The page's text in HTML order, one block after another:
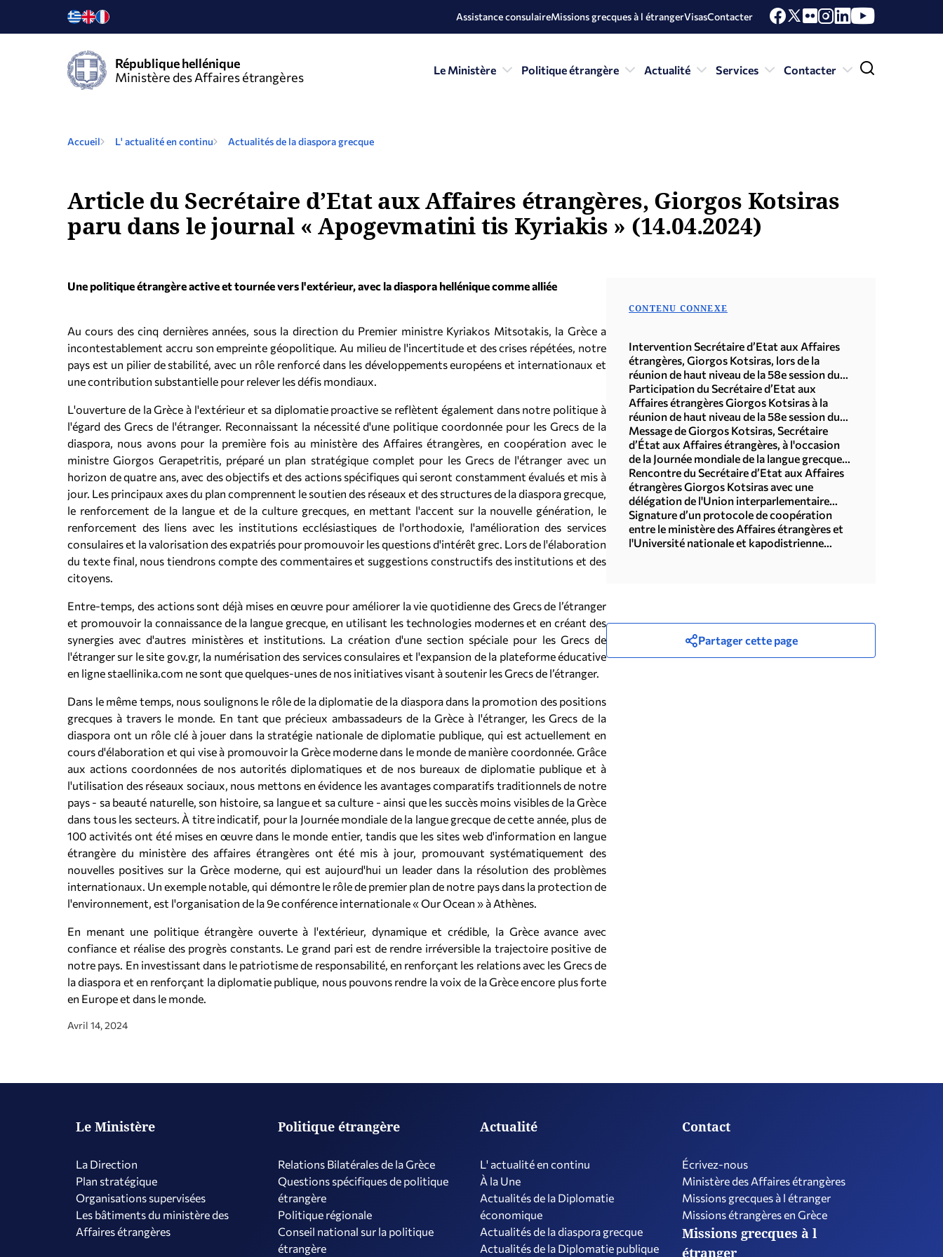
Assistance consulaireMissions grecques à l étrangerVisasContacter
République hellénique
Ministère des Affaires étrangères
Le Ministère Politique étrangère Actualité Services Contacter
Accueil L' actualité en continu Actualités de la diaspora grecque
Article du Secrétaire d’Etat aux Affaires étrangères, Giorgos Kotsiras
paru dans le journal « Apogevmatini tis Kyriakis » (14.04.2024)
Une politique étrangère active et tournée vers l'extérieur, avec la diaspora hellénique comme alliée
Au cours des cinq dernières années, sous la direction du Premier ministre Kyriakos Mitsotakis, la Grèce a
incontestablement accru son empreinte géopolitique. Au milieu de l'incertitude et des crises répétées, notre
pays est un pilier de stabilité, avec un rôle renforcé dans les développements européens et internationaux et
une contribution substantielle pour relever les défis mondiaux.
L'ouverture de la Grèce à l'extérieur et sa diplomatie proactive se reflètent également dans notre politique à
l'égard des Grecs de l'étranger. Reconnaissant la nécessité d'une politique coordonnée pour les Grecs de la
diaspora, nous avons pour la première fois au ministère des Affaires étrangères, en coopération avec le
ministre Giorgos Gerapetritis, préparé un plan stratégique complet pour les Grecs de l'étranger avec un
horizon de quatre ans, avec des objectifs et des actions spécifiques qui seront constamment évalués et mis à
jour. Les principaux axes du plan comprennent le soutien des réseaux et des structures de la diaspora grecque,
le renforcement de la langue et de la culture grecques, en mettant l'accent sur la nouvelle génération, le
renforcement des liens avec les institutions ecclésiastiques de l'orthodoxie, l'amélioration des services
consulaires et la valorisation des expatriés pour promouvoir les questions d'intérêt grec. Lors de l'élaboration
du texte final, nous tiendrons compte des commentaires et suggestions constructifs des institutions et des
citoyens.
Entre-temps, des actions sont déjà mises en œuvre pour améliorer la vie quotidienne des Grecs de l’étranger
et promouvoir la connaissance de la langue grecque, en utilisant les technologies modernes et en créant des
synergies avec d'autres ministères et institutions. La création d'une section spéciale pour les Grecs de
l'étranger sur le site gov.gr, la numérisation des services consulaires et l'expansion de la plateforme éducative
en ligne staellinika.com ne sont que quelques-unes de nos initiatives visant à soutenir les Grecs de l’étranger.
Dans le même temps, nous soulignons le rôle de la diplomatie de la diaspora dans la promotion des positions
grecques à travers le monde. En tant que précieux ambassadeurs de la Grèce à l'étranger, les Grecs de la
diaspora ont un rôle clé à jouer dans la stratégie nationale de diplomatie publique, qui est actuellement en
cours d'élaboration et qui vise à promouvoir la Grèce moderne dans le monde de manière coordonnée. Grâce
aux actions coordonnées de nos autorités diplomatiques et de nos bureaux de diplomatie publique et à
l'utilisation des réseaux sociaux, nous mettons en évidence les avantages comparatifs traditionnels de notre
pays - sa beauté naturelle, son histoire, sa langue et sa culture - ainsi que les succès moins visibles de la Grèce
dans tous les secteurs. À titre indicatif, pour la Journée mondiale de la langue grecque de cette année, plus de
100 activités ont été mises en œuvre dans le monde entier, tandis que les sites web d'information en langue
étrangère du ministère des affaires étrangères ont été mis à jour, promouvant systématiquement des
nouvelles positives sur la Grèce moderne, qui est aujourd'hui un leader dans la résolution des problèmes
internationaux. Un exemple notable, qui démontre le rôle de premier plan de notre pays dans la protection de
l'environnement, est l'organisation de la 9e conférence internationale « Our Ocean » à Athènes.
En menant une politique étrangère ouverte à l'extérieur, dynamique et crédible, la Grèce avance avec
confiance et réalise des progrès constants. Le grand pari est de rendre irréversible la trajectoire positive de
notre pays. En investissant dans le patriotisme de responsabilité, en renforçant les relations avec les Grecs de
la diaspora et en renforçant la diplomatie publique, nous pouvons rendre la voix de la Grèce encore plus forte
en Europe et dans le monde.
Avril 14, 2024
CONTENU CONNEXE
Intervention Secrétaire d’Etat aux Affaires
étrangères, Giorgos Kotsiras, lors de la
réunion de haut niveau de la 58e session du
Conseil des droits de l'homme des Nations
unies (Genève, 25.02.2025)
Participation du Secrétaire d’Etat aux
Affaires étrangères Giorgos Kotsiras à la
réunion de haut niveau de la 58e session du
Conseil des droits de l'homme des Nations
unies (Genève, 25.02.2025)
Message de Giorgos Kotsiras, Secrétaire
d’État aux Affaires étrangères, à l'occasion
de la Journée mondiale de la langue grecque
2025 (9 février 2025)
Rencontre du Secrétaire d’Etat aux Affaires
étrangères Giorgos Kotsiras avec une
délégation de l'Union interparlementaire
mondiale de l'hellénisme (Athènes, 14.1.2025)
Signature d’un protocole de coopération
entre le ministère des Affaires étrangères et
l'Université nationale et kapodistrienne
Partager cette page
Le Ministère
La Direction
Plan stratégique
Organisations supervisées
Les bâtiments du ministère des
Affaires étrangères
Politique étrangère
Relations Bilatérales de la Grèce
Questions spécifiques de politique
étrangère
Politique régionale
Conseil national sur la politique
étrangère
Actualité
L' actualité en continu
À la Une
Actualités de la Diplomatie
économique
Actualités de la diaspora grecque
Actualités de la Diplomatie publique
Contact
Écrivez-nous
Ministère des Affaires étrangères
Missions grecques à l étranger
Missions étrangères en Grèce
Missions grecques à l
étranger